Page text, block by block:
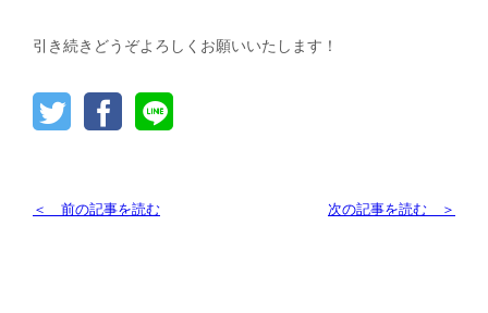
引き続きどうぞよろしくお願いいたします！
＜ 前の記事を読む 次の記事を読む ＞